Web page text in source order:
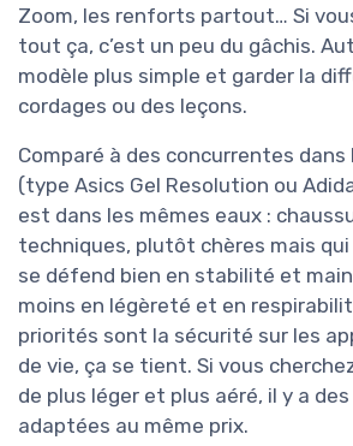
Zoom, les renforts partout… Si
tout ça, c’est un peu du gâchis.
modèle plus simple et garder la
cordages ou des leçons.
Comparé à des concurrentes dans
(type Asics Gel Resolution ou
est dans les mêmes eaux :
techniques, plutôt chères mais qui
se défend bien en stabilité et
moins en légèreté et en
priorités sont la sécurité sur les
de vie, ça se tient. Si vous
de plus léger et plus aéré, il y a
adaptées au même prix.